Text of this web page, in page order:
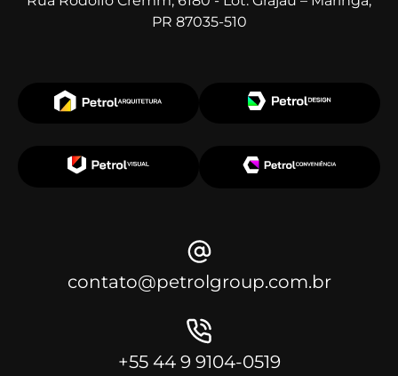
PR 87035-510
contato@petrolgroup.com.br
+55 44 9 9104-0519